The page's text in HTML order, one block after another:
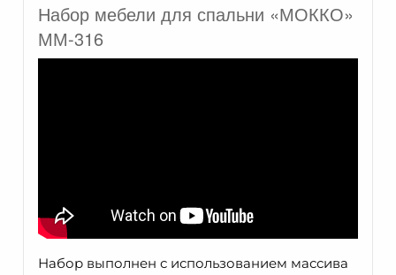
Набор мебели для спальни «МОККО»
ММ-316
Набор выполнен с использованием массива